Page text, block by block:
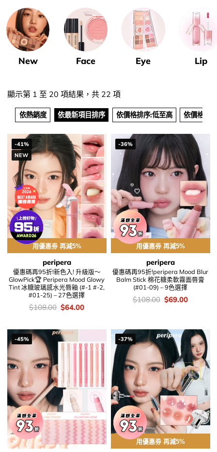
New Face Eye Lip
顯示第 1 至 20 項結果，共 22 項
依熱銷度 依最新項目排序 依價格排序:低至高 依價格排
-41%
NEW
用優惠劵 再減5%
peripera
優惠碼再95折!新色入! 升級版～
GlowPick🏆 Peripera Mood Glowy
Tint 冰糖玻璃感水光唇釉 (#-1 #-2,
#01-25) – 27色選擇
價
錢：
$108.00 Original
price
$108.00.
$64.00Current
$64.00.
-36%
用優惠劵 再減5%
peripera
優惠碼再95折!peripera Mood Blur
Balm Stick 棉花糖柔軟霧面唇膏
(#01-09) – 9色選擇
價
錢：
$108.00 Original
price
$69.00Current
-45% -37%
用優惠劵 再減5%